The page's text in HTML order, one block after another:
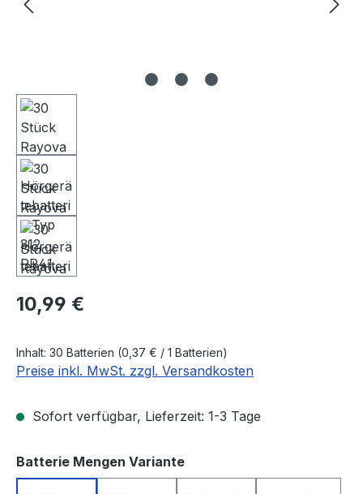
Regulärer Preis:
10,99 €
Inhalt: 30 Batterien (0,37 € / 1 Batterien)
Preise inkl. MwSt. zzgl. Versandkosten
Sofort verfügbar, Lieferzeit: 1-3 Tage
Batterie Mengen Varianteauswählen